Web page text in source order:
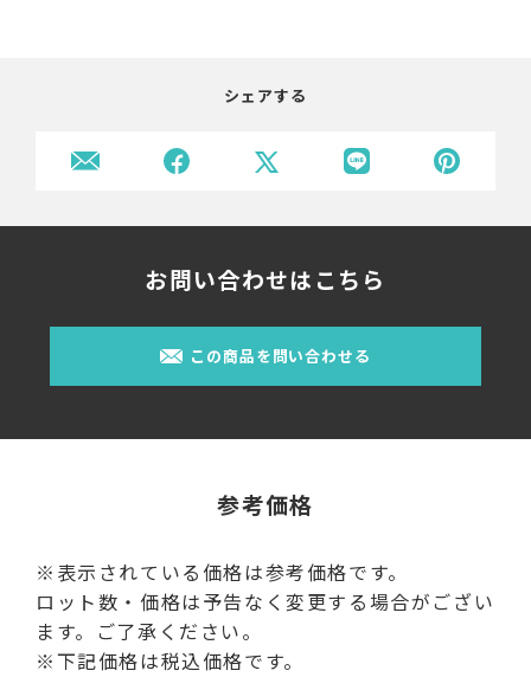
シェアする
お問い合わせはこちら
この商品を問い合わせる
参考価格
※表示されている価格は参考価格です。
ロット数・価格は予告なく変更する場合がござい
ます。ご了承ください。
※下記価格は税込価格です。